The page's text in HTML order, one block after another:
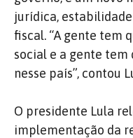
jurídica,
fiscal. “A gente tem
social e a gente
nesse país”, contou
O presidente Lula
implementação da